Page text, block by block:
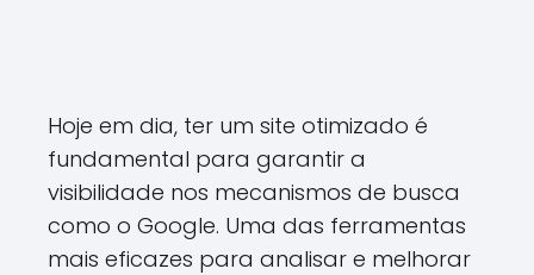
Hoje em dia, ter um site otimizado é
fundamental para garantir a
visibilidade nos mecanismos de busca
como o Google. Uma das ferramentas
mais eficazes para analisar e melhorar